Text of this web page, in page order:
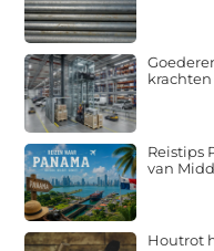
Reistips
van
Houtrot